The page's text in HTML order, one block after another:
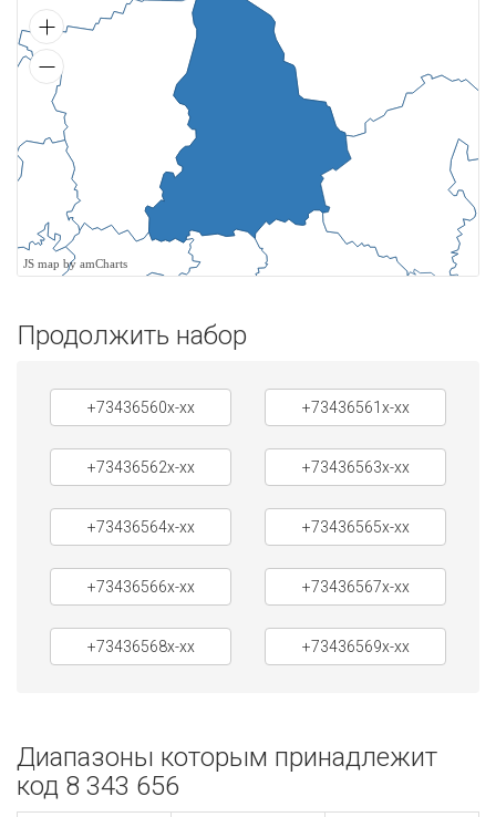
JS map by amCharts
Продолжить набор
+73436560x-xx +73436561x-xx
+73436562x-xx +73436563x-xx
+73436564x-xx +73436565x-xx
+73436566x-xx +73436567x-xx
+73436568x-xx +73436569x-xx
Диапазоны которым принадлежит
код 8 343 656